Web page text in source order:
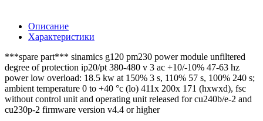
Описание
Характеристики
***spare part*** sinamics g120 pm230 power module unfiltered
degree of protection ip20/pt 380-480 v 3 ac +10/-10% 47-63 hz
power low overload: 18.5 kw at 150% 3 s, 110% 57 s, 100% 240 s;
ambient temperature 0 to +40 °c (lo) 411x 200x 171 (hxwxd), fsc
without control unit and operating unit released for cu240b/e-2 and
cu230p-2 firmware version v4.4 or higher